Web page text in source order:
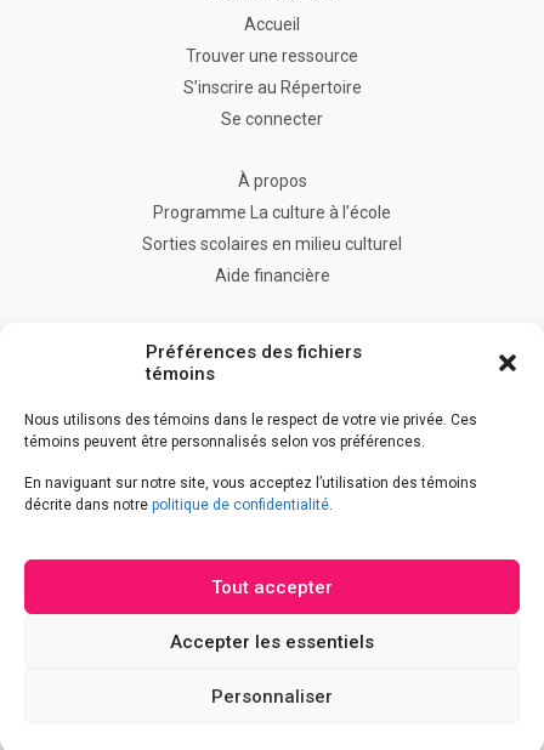
Préférences des fichiers
témoins
Nous utilisons des témoins dans le respect de votre vie privée. Ces
témoins peuvent être personnalisés selon vos préférences.
En naviguant sur notre site, vous acceptez l’utilisation des témoins
décrite dans notre politique de confidentialité.
Tout accepter
Accepter les essentiels
Personnaliser
Accueil
Trouver une ressource
S’inscrire au Répertoire
Se connecter
À propos
Programme La culture à l’école
Sorties scolaires en milieu culturel
Aide financière
Accessibilité
Politique de confidentialité
© Gouvernement du Québec, 2026